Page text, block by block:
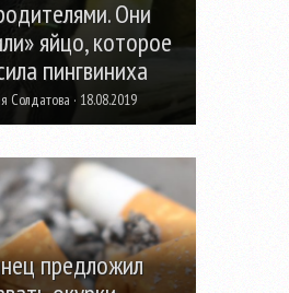
Они
яйцо, которое
пингвиниха
Солдатова · 18.08.2019
предложил